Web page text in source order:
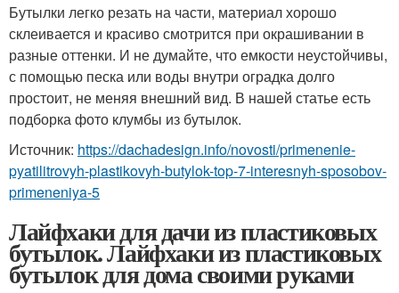
Бутылки легко резать на части, материал хорошо
склеивается и красиво смотрится при окрашивании в
разные оттенки. И не думайте, что емкости неустойчивы,
с помощью песка или воды внутри оградка долго
простоит, не меняя внешний вид. В нашей статье есть
подборка фото клумбы из бутылок.
Источник: https://dachadesign.info/novosti/primenenie-
pyatilitrovyh-plastikovyh-butylok-top-7-interesnyh-sposobov-
primeneniya-5
Лайфхаки для дачи из пластиковых
бутылок. Лайфхаки из пластиковых
бутылок для дома своими руками